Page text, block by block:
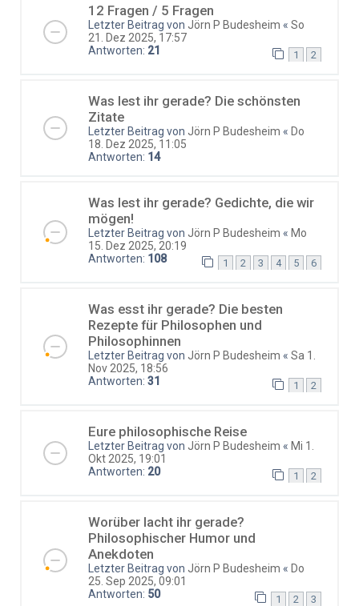
12 Fragen / 5 Fragen
Letzter Beitrag von Jörn P Budesheim « So
21. Dez 2025, 17:57
Antworten: 21 1 2
Was lest ihr gerade? Die schönsten
Zitate
Letzter Beitrag von Jörn P Budesheim « Do
18. Dez 2025, 11:05
Antworten: 14
Was lest ihr gerade? Gedichte, die wir
mögen!
Letzter Beitrag von Jörn P Budesheim « Mo
15. Dez 2025, 20:19
Antworten: 108 1 2 3 4 5 6
Was esst ihr gerade? Die besten
Rezepte für Philosophen und
Philosophinnen
Letzter Beitrag von Jörn P Budesheim « Sa 1.
Nov 2025, 18:56
Antworten: 31 1 2
Eure philosophische Reise
Letzter Beitrag von Jörn P Budesheim « Mi 1.
Okt 2025, 19:01
Antworten: 20 1 2
Worüber lacht ihr gerade?
Philosophischer Humor und
Anekdoten
Letzter Beitrag von Jörn P Budesheim « Do
25. Sep 2025, 09:01
Antworten: 50 1 2 3